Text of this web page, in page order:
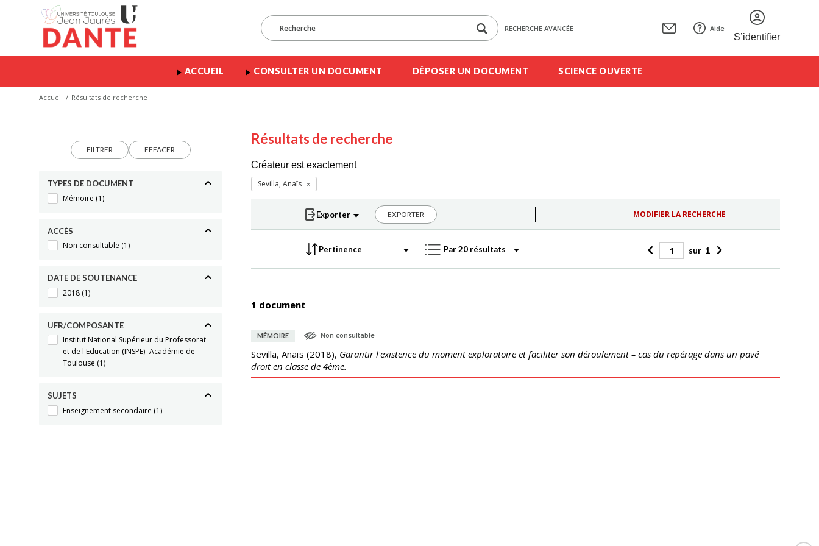
RECHERCHE AVANCÉE Aide
S’identifier
ACCUEIL CONSULTER UN DOCUMENT DÉPOSER UN DOCUMENT SCIENCE OUVERTE
Accueil Résultats de recherche
FILTRER EFFACER
TYPES DE DOCUMENT
Mémoire (1)
ACCÈS
Non consultable (1)
DATE DE SOUTENANCE
2018 (1)
UFR/COMPOSANTE
Institut National Supérieur du Professorat
et de l'Education (INSPE)- Académie de
Toulouse (1)
SUJETS
Enseignement secondaire (1)
Résultats de recherche
Créateur est exactement
Sevilla, Anaïs
EXPORTER MODIFIER LA RECHERCHE
sur 1
1 document
MÉMOIRE Non consultable
Sevilla, Anaïs (2018), Garantir l'existence du moment exploratoire et faciliter son déroulement – cas du repérage dans un pavé
droit en classe de 4ème.